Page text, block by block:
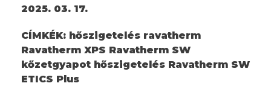
2025. 03. 17.
CÍMKÉK: hőszigetelés ravatherm
Ravatherm XPS Ravatherm SW
kőzetgyapot hőszigetelés Ravatherm SW
ETICS Plus